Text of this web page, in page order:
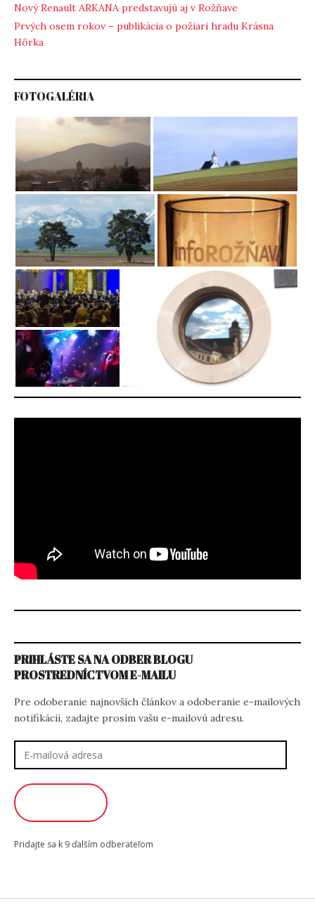
Nový Renault ARKANA predstavujú aj v Rožňave
Prvých osem rokov – publikácia o požiari hradu Krásna
Hôrka
FOTOGALÉRIA
PRIHLÁSTE SA NA ODBER BLOGU
PROSTREDNÍCTVOM E-MAILU
Pre odoberanie najnovších článkov a odoberanie e-mailových
notifikácií, zadajte prosím vašu e-mailovú adresu.
adresa
Pridajte sa k 9 ďalším odberateľom